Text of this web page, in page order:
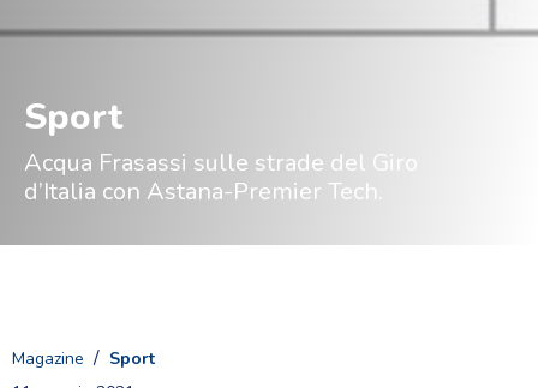
Sport
Acqua Frasassi sulle strade del Giro
d’Italia con Astana-Premier Tech.
Magazine / Sport